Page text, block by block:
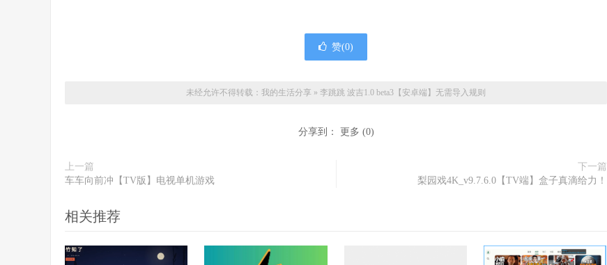
赞(0)
未经允许不得转载： 我的生活分享 » 李跳跳 波吉1.0 beta3【安卓端】无需导入规则
分享到： 更多 (0)
上一篇
车车向前冲【TV版】电视单机游戏
下一篇
梨园戏4K_v9.7.6.0【TV端】盒子真滴给力！
相关推荐